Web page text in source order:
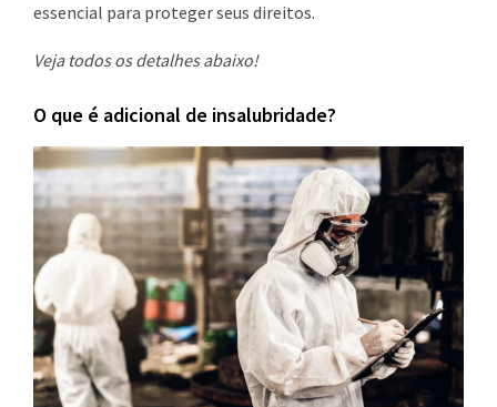
essencial para proteger seus direitos.
Veja todos os detalhes abaixo!
O que é adicional de insalubridade?